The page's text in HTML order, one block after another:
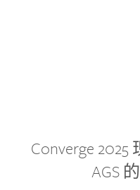
Converge
AGS